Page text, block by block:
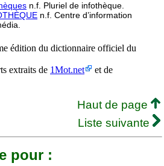
n.f. Pluriel de infothèque.
n.f. Centre d’information
édition du dictionnaire officiel du
extraits de 1Mot.net
et de
Haut de page
Liste suivante
pour :